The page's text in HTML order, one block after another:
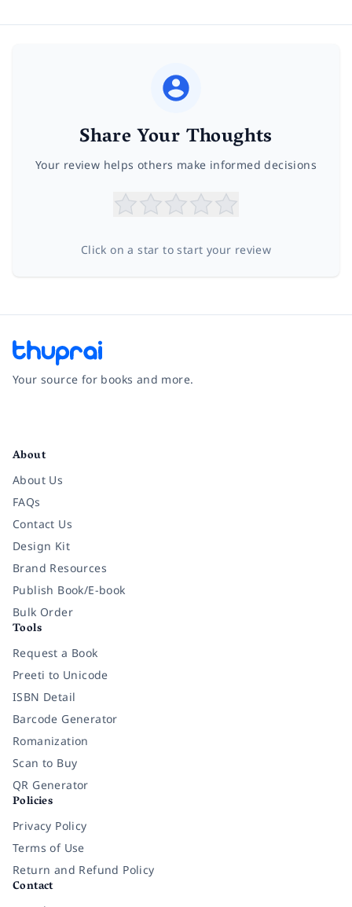
Share Your Thoughts
Your review helps others make informed decisions
Click on a star to start your review
Your source for books and more.
About
About Us
FAQs
Contact Us
Design Kit
Brand Resources
Publish Book/E-book
Bulk Order
Tools
Request a Book
Preeti to Unicode
ISBN Detail
Barcode Generator
Romanization
Scan to Buy
QR Generator
Policies
Privacy Policy
Terms of Use
Return and Refund Policy
Contact